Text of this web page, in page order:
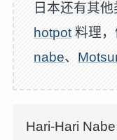
日本还有其
hotpot 料理，
nabe、
Hari-Hari Nabe